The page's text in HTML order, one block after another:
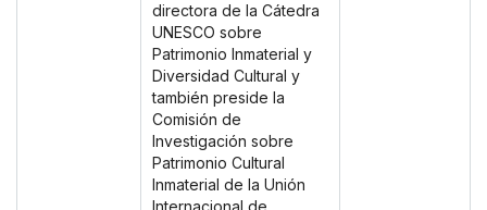
directora de la Cátedra
UNESCO sobre
Patrimonio Inmaterial y
Diversidad Cultural y
también preside la
Comisión de
Investigación sobre
Patrimonio Cultural
Inmaterial de la Unión
Internacional de